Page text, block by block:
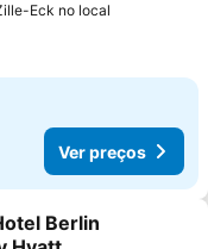
Eck no local
Ver preços
aos favoritos
Berlin